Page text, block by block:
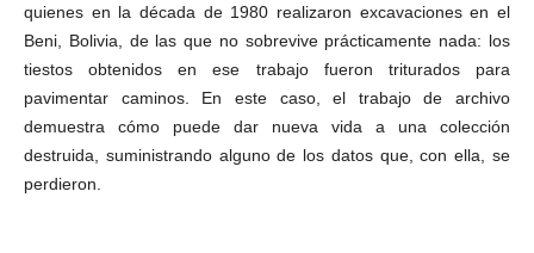
quienes en la década de 1980 realizaron excavaciones en el
Beni, Bolivia, de las que no sobrevive prácticamente nada: los
tiestos obtenidos en ese trabajo fueron triturados para
pavimentar caminos. En este caso, el trabajo de archivo
demuestra cómo puede dar nueva vida a una colección
destruida, suministrando alguno de los datos que, con ella, se
perdieron.